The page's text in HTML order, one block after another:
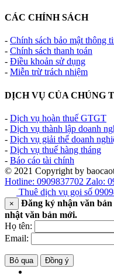
CÁC CHÍNH SÁCH
- Chính sách bảo mật thông
- Chính sách thanh toán
- Điều khoản sử dụng
- Miễn trừ trách nhiệm
DỊCH VỤ CỦA CHÚNG
- Dịch vụ hoàn thuế GTGT
- Dịch vụ thành lập doanh
- Dịch vụ giải thể doanh
- Dịch vụ thuế hàng tháng
- Báo cáo tài chính
© 2021 Copyright by
Hotline: 0909837702 Zalo:
Thuê dịch vụ gọi số
×
Đăng ký nhận văn
nhật văn bản mới.
Họ tên:
Email:
Bỏ qua Đồng ý